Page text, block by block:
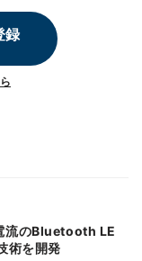
録
流のBluetooth LE
術を開発